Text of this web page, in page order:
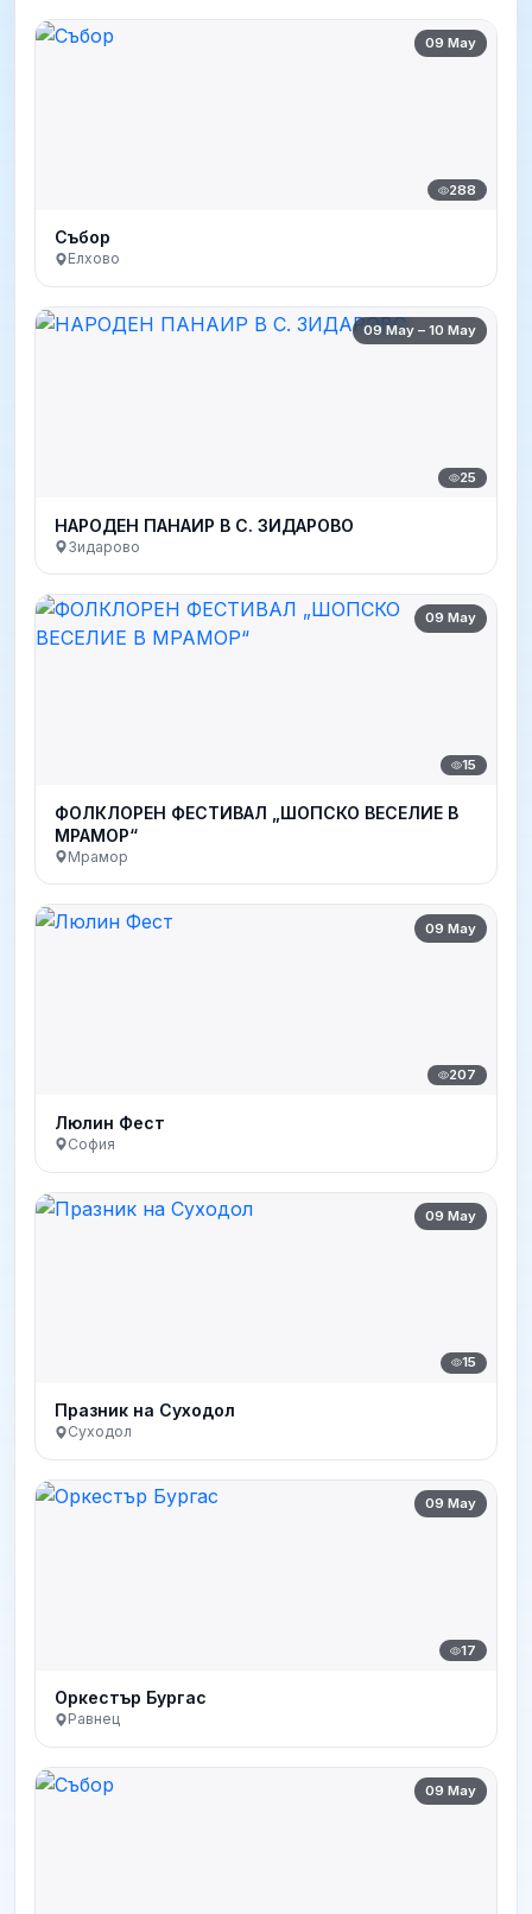
09 May
288
Събор
Елхово
09 May – 10 May
25
НАРОДEН ПАНАИР В С. ЗИДАРОВО
Зидарово
09 May
15
ФОЛКЛОРЕН ФЕСТИВАЛ „ШОПСКО ВЕСЕЛИЕ В
МРАМОР“
Мрамор
09 May
207
Люлин Фест
София
09 May
15
Празник на Суходол
Суходол
09 May
17
Оркестър Бургас
Равнец
09 May